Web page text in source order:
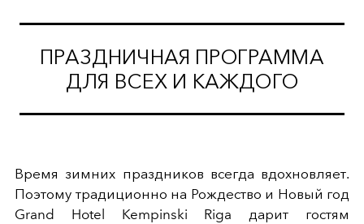
ПРАЗДНИЧНАЯ ПРОГРАММА
ДЛЯ ВСЕХ И КАЖДОГО
Время зимних праздников всегда вдохновляет.
Поэтому традиционно на Рождество и Новый год
Grand Hotel Kempinski Riga дарит гостям